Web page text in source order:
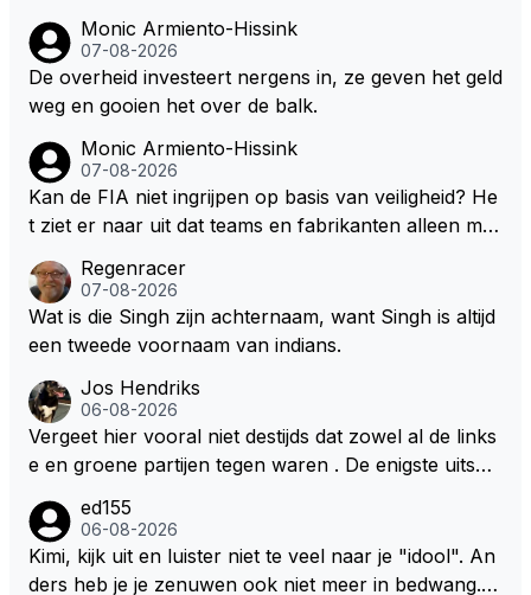
dat maakt sponsorcontracten een stuk makkelijker
maar ik snap nog beter dat Max voor zichzelf geen
enkele deur wil dichtgooien, zeker niet met deze "tr
ut" auto's. Als laatste denk ik dat Max donders goed
weet hoe bij andere teams de hazen lopen en wat hij
nu heeft bij Red Bull. Dat het gras niet overal even g
roen is hoef je hem niet te vertellen.
aakt hoe deze standpunten c.q. opvattingen zijn ver
deeld. Ik bedoel, hoeveel coureurs, 2, 8 of meer? E
n hoeveel en welke teams? De coureurs hebben er
deel. Oh ja, welke? Het enige dat concreet is, is de m
edewerking van Pirelli. In mijn ogen wordt het daard
oor lastig om de juiste context te bepalen. Maar welli
Monic Armiento-Hissink
07-08-2026
De overheid investeert nergens in, ze geven het geld
weg en gooien het over de balk.
Monic Armiento-Hissink
07-08-2026
Kan de FIA niet ingrijpen op basis van veiligheid? He
t ziet er naar uit dat teams en fabrikanten alleen ma
hun coureurs op de laatste plaats komt. Eigenlijk he
bben coureurs maar weinig te vertellen over hun ve
iligheid, er wordt toch niet naar ze geluisterd.
Regenracer
07-08-2026
Wat is die Singh zijn achternaam, want Singh is altijd
een tweede voornaam van indians.
Jos Hendriks
06-08-2026
Vergeet hier vooral niet destijds dat zowel al de links
e en groene partijen tegen waren . De enigste uitspr
over dan kunnen ze hun eigen uitlaat gassen inade
men maar niet wetende was dat de F1 motor schone
r is dan een normale auto. Dus denk echt niet dat de
ed155
06-08-2026
Kimi, kijk uit en luister niet te veel naar je "idool". An
ders heb je je zenuwen ook niet meer in bedwang. Zi